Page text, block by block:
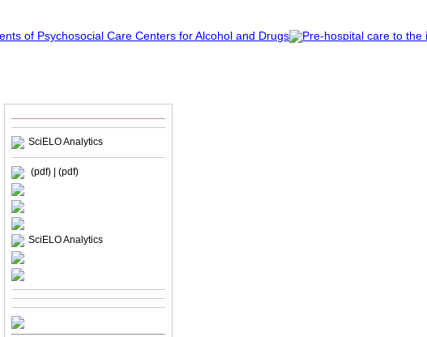
SciELO Analytics
(pdf) | (pdf)
SciELO Analytics